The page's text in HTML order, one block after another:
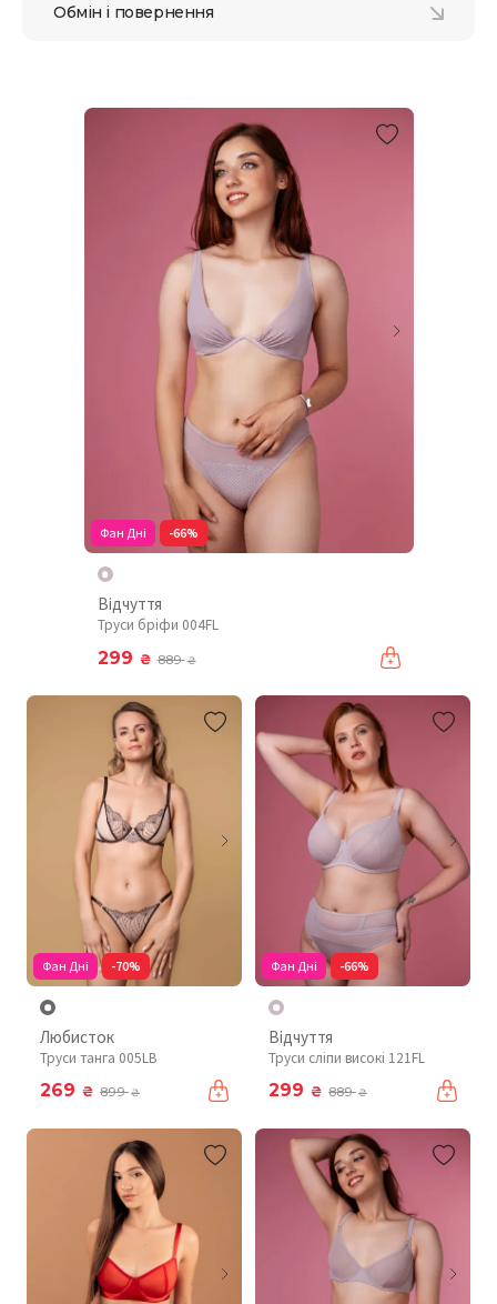
Обмін і повернення
Фан Дні -66%
Відчуття
Труси бріфи 004FL
299 ₴ 889₴
Фан Дні -70%
Любисток
Труси танга 005LB
269 ₴ 899₴
Фан Дні -66%
Відчуття
Труси сліпи високі 121FL
299 ₴ 889₴